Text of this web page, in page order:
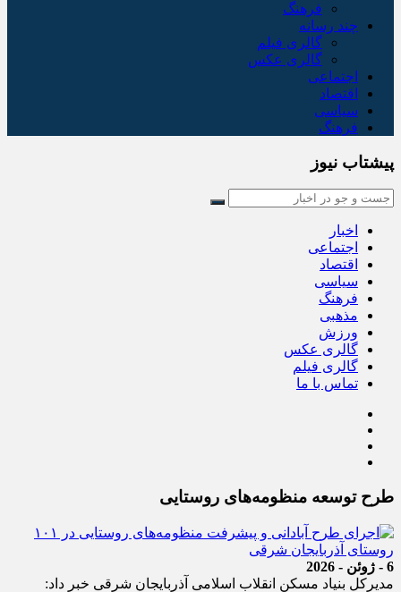
فرهنگ
چند رسانه
گالری فیلم
گالری عکس
اجتماعی
اقتصاد
سیاسی
فرهنگ
پیشتاب نیوز
اخبار
اجتماعی
اقتصاد
سیاسی
فرهنگ
مذهبی
ورزش
گالری عکس
گالری فیلم
تماس با ما
طرح توسعه منظومه‌های روستایی
6 - ژوئن - 2026
مدیرکل بنیاد مسکن انقلاب اسلامی آذربایجان شرقی خبر‌ داد: